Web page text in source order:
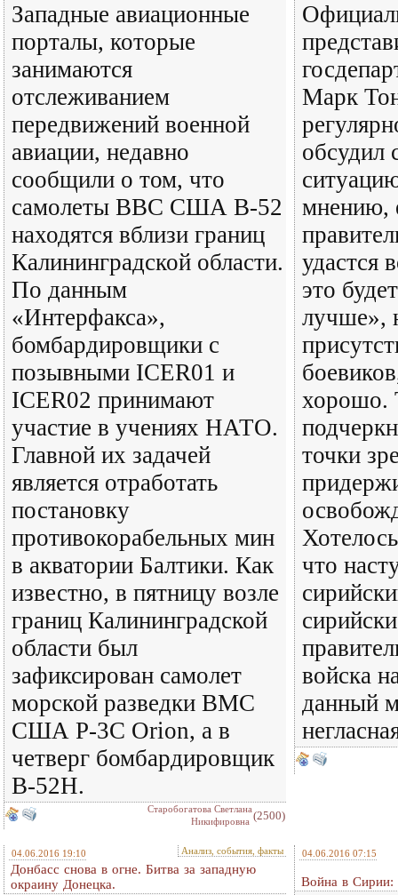
Западные авиационные
порталы, которые
занимаются
отслеживанием
передвижений военной
авиации, недавно
сообщили о том, что
самолеты ВВС США В-52
находятся вблизи границ
Калининградской области.
По данным
«Интерфакса»,
бомбардировщики с
позывными ICER01 и
ICER02 принимают
участие в учениях НАТО.
Главной их задачей
является отработать
постановку
противокорабельных мин
в акватории Балтики. Как
известно, в пятницу возле
границ Калининградской
области был
зафиксирован самолет
морской разведки ВМС
США Р-3С Orion, а в
четверг бомбардировщик
В-52Н.
Старобогатова Светлана
Никифировна (2500)
Марк
обсудил
мнению,
удастся
это
лучше»,
хорошо.
точки
что
войска
данный
04.06.2016 19:10 Анализ, события, факты
Донбасс снова в огне. Битва за западную
окраину Донецка.
04.06.2016 07:15
Война в Сирии: